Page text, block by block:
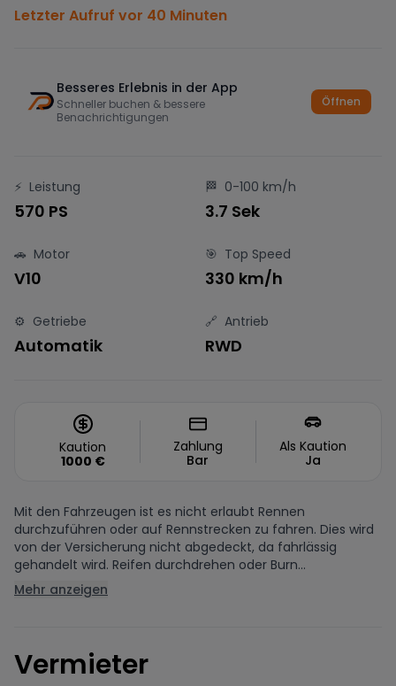
Letzter Aufruf vor 40 Minuten
Besseres Erlebnis in der App
Schneller buchen & bessere
Benachrichtigungen
Öffnen
⚡ Leistung
570 PS
🏁 0-100 km/h
3.7 Sek
🚗 Motor
V10
🎯 Top Speed
330 km/h
⚙️ Getriebe
Automatik
🔗 Antrieb
RWD
Kaution
1000 €
Zahlung
Bar
Als Kaution
Ja
Mit den Fahrzeugen ist es nicht erlaubt Rennen
durchzuführen oder auf Rennstrecken zu fahren. Dies wird
von der Versicherung nicht abgedeckt, da fahrlässig
gehandelt wird. Reifen durchdrehen oder Burn...
Mehr anzeigen
Vermieter